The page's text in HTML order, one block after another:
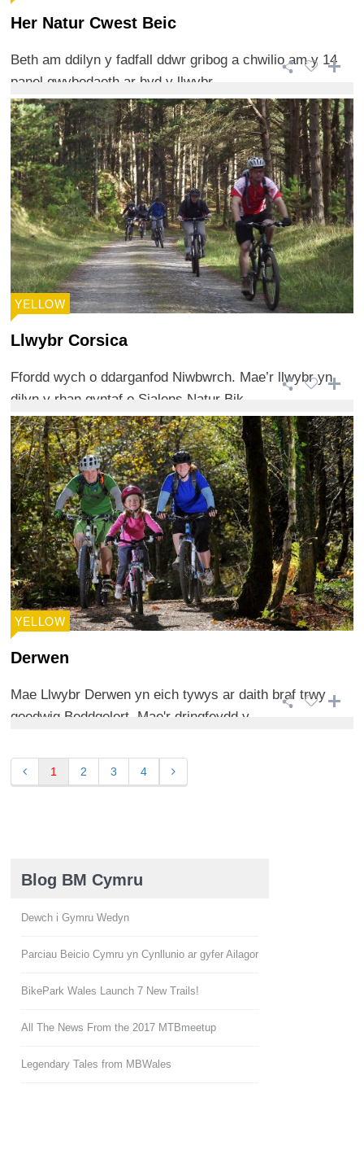
Her Natur Cwest Beic
Beth am ddilyn y fadfall ddwr gribog a chwilio am y 14
panel gwybodaeth ar hyd y llwybr.
YELLOW
Llwybr Corsica
Ffordd wych o ddarganfod Niwbwrch. Mae’r llwybr yn
dilyn y rhan gyntaf o Sialens Natur Bik ...
YELLOW
Derwen
Mae Llwybr Derwen yn eich tywys ar daith braf trwy
goedwig Beddgelert. Mae'r dringfeydd y ...
1 2 3 4
Blog BM Cymru
Dewch i Gymru Wedyn
Parciau Beicio Cymru yn Cynllunio ar gyfer Ailagor
BikePark Wales Launch 7 New Trails!
All The News From the 2017 MTBmeetup
Legendary Tales from MBWales